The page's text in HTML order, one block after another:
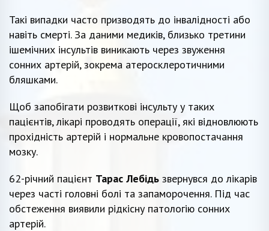
Такі випадки часто призводять до інвалідності або
навіть смерті. За даними медиків, близько третини
ішемічних інсультів виникають через звуження
сонних артерій, зокрема атеросклеротичними
бляшками.
Щоб запобігати розвиткові інсульту у таких
пацієнтів, лікарі проводять операції, які відновлюють
прохідність артерій і нормальне кровопостачання
мозку.
62-річний пацієнт Тарас Лебідь звернувся до лікарів
через часті головні болі та запаморочення. Під час
обстеження виявили рідкісну патологію сонних
артерій.